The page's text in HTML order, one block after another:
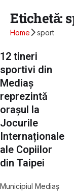
Etichetă:
Home sport
12 tineri
sportivi din
Mediaș
reprezintă
orașul la
Jocurile
Internaționale
ale Copiilor
din Taipei
Municipiul Mediaș